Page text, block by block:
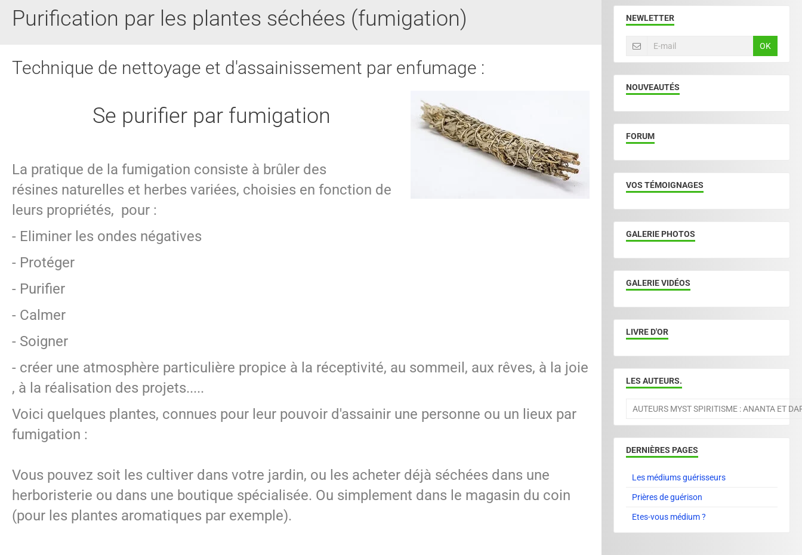
Purification par les plantes séchées (fumigation)
Technique de nettoyage et d'assainissement par enfumage :
Se purifier par fumigation
La pratique de la fumigation consiste à brûler des
résines naturelles et herbes variées, choisies en fonction de
leurs propriétés, pour :
- Eliminer les ondes négatives
- Protéger
- Purifier
- Calmer
- Soigner
- créer une atmosphère particulière propice à la réceptivité, au sommeil, aux rêves, à la joie
, à la réalisation des projets.....
Voici quelques plantes, connues pour leur pouvoir d'assainir une personne ou un lieux par
fumigation :
Vous pouvez soit les cultiver dans votre jardin, ou les acheter déjà séchées dans une
herboristerie ou dans une boutique spécialisée. Ou simplement dans le magasin du coin
(pour les plantes aromatiques par exemple).
NEWLETTER
OK
NOUVEAUTÉS
FORUM
VOS TÉMOIGNAGES
GALERIE PHOTOS
GALERIE VIDÉOS
LIVRE D'OR
LES AUTEURS.
AUTEURS MYST SPIRITISME : ANANTA ET
DERNIÈRES PAGES
Les médiums guérisseurs
Prières de guérison
Etes-vous médium ?